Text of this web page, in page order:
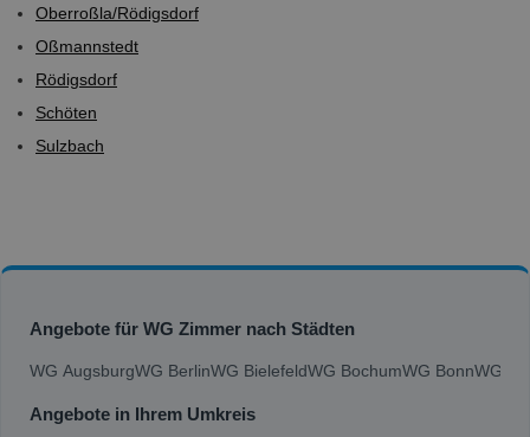
Oberroßla/Rödigsdorf
Oßmannstedt
Rödigsdorf
Schöten
Sulzbach
Angebote für WG Zimmer nach Städten
WG AugsburgWG BerlinWG BielefeldWG BochumWG BonnWG
Angebote in Ihrem Umkreis